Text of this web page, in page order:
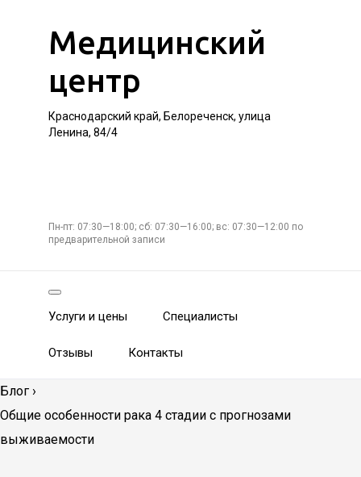
Медицинский
центр
Краснодарский край, Белореченск, улица
Ленина, 84/4
Пн-пт: 07:30—18:00; сб: 07:30—16:00; вс: 07:30—12:00 по
предварительной записи
Услуги и цены Специалисты
Отзывы Контакты
Блог ›
Общие особенности рака 4 стадии с прогнозами
выживаемости